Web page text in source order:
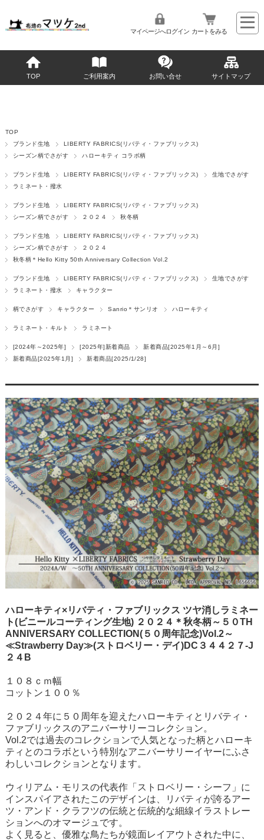
マイページへログイン カートをみる
TOP ご利用案内 お問い合せ サイトマップ
TOP
ブランド生地
LIBERTY FABRICS(リバティ・ファブリックス)
シーズン柄でさがす
ハローキティ コラボ柄
ブランド生地 LIBERTY FABRICS(リバティ・ファブリックス)
生地でさがす
ラミネート・撥水
ブランド生地
LIBERTY FABRICS(リバティ・ファブリックス)
シーズン柄でさがす
２０２４ 秋冬柄
ブランド生地
LIBERTY FABRICS(リバティ・ファブリックス)
シーズン柄でさがす
２０２４
秋冬柄＊Hello Kitty 50th Anniversary Collection Vol.2
ブランド生地 LIBERTY FABRICS(リバティ・ファブリックス)
生地でさがす
ラミネート・撥水
キャラクター
柄でさがす キャラクター Sanrio＊サンリオ ハローキティ
ラミネート・キルト ラミネート
[2024年～2025年] [2025年]新着商品
新着商品[2025年1月～6月]
新着商品[2025年1月]
新着商品[2025/1/28]
ハローキティ×リバティ・ファブリックス ツヤ消しラミネー
ト(ビニールコーティング生地) ２０２４＊秋冬柄～５０TH
ANNIVERSARY COLLECTION(５０周年記念)Vol.2～
≪Strawberry Day≫(ストロベリー・デイ)DC３４４２７-J
２４B
１０８ｃｍ幅
コットン１００％
２０２４年に５０周年を迎えたハローキティとリバティ・
ファブリックスのアニバーサリーコレクション。
Vol.2では過去のコレクションで人気となった柄とハローキ
ティとのコラボという特別なアニバーサリーイヤーにふさ
わしいコレクションとなります。
ウィリアム・モリスの代表作「ストロベリー・シーフ」に
インスパイアされたこのデザインは、リバティが誇るアー
ツ・アンド・クラフツの伝統と伝統的な細線イラストレー
ションへのオマージュです。
よく見ると、優雅な鳥たちが鏡面レイアウトされた中に、